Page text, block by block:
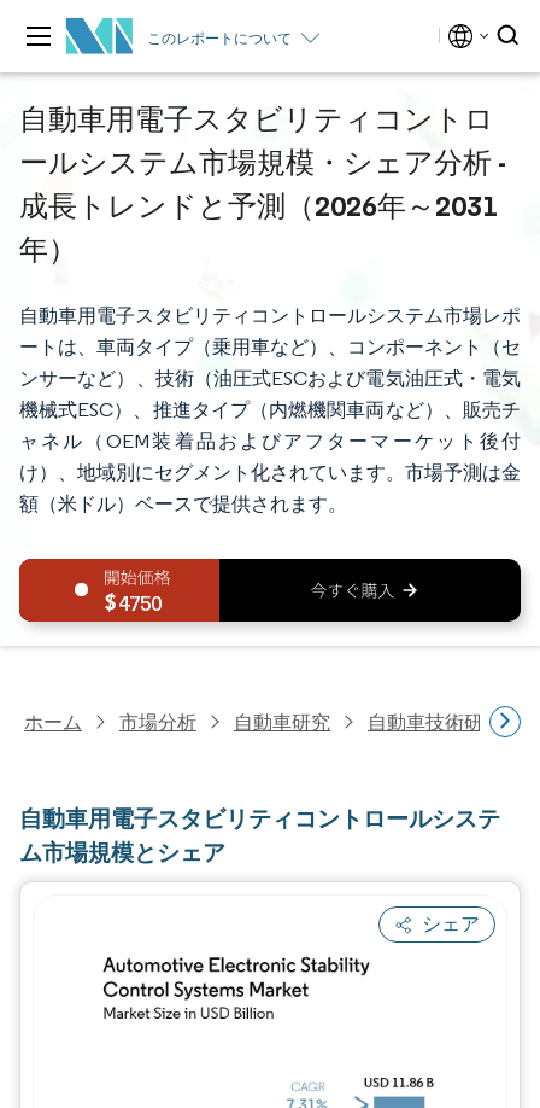
このレポートについて
自動車用電子スタビリティコントロ
ールシステム市場規模・シェア分析 -
成長トレンドと予測（2026年～2031
年）
自動車用電子スタビリティコントロールシステム市場レポ
ートは、車両タイプ（乗用車など）、コンポーネント（セ
ンサーなど）、技術（油圧式ESCおよび電気油圧式・電気
機械式ESC）、推進タイプ（内燃機関車両など）、販売チ
ャネル（OEM装着品およびアフターマーケット後付
け）、地域別にセグメント化されています。市場予測は金
額（米ドル）ベースで提供されます。
4750
ホーム 市場分析 自動車研究 自動車技術研究
自動車用電子スタビリティコントロールシステ
ム市場規模とシェア
シェア